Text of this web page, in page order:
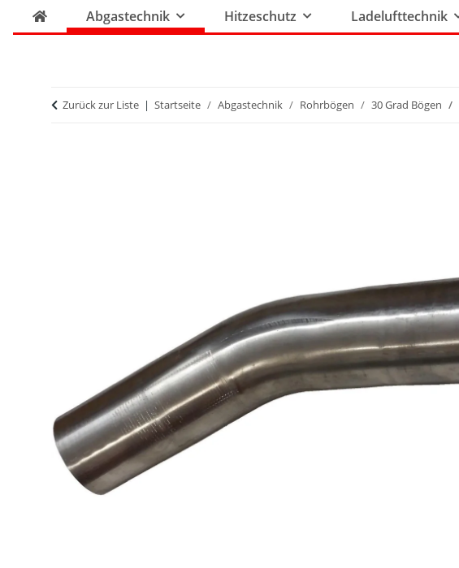
Abgastechnik Hitzeschutz Ladelufttechnik
Zurück zur Liste Startseite Abgastechnik Rohrbögen 30 Grad Bögen